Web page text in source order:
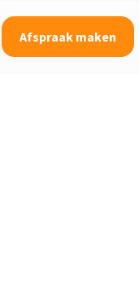
Afspraak maken